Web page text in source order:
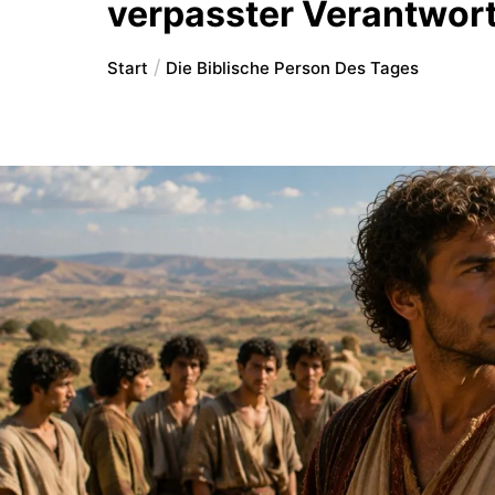
verpasster
Start Die Biblische Person Des Tages